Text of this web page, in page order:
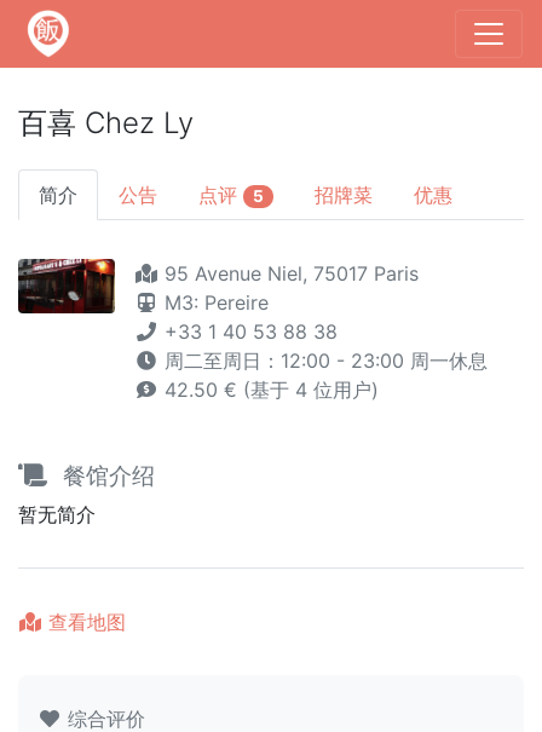
百喜 Chez Ly
简介 公告 点评 5 招牌菜 优惠
95 Avenue Niel, 75017 Paris
M3: Pereire
+33 1 40 53 88 38
周二至周日：12:00 - 23:00 周一休息
42.50 € (基于 4 位用户)
餐馆介绍
暂无简介
查看地图
综合评价